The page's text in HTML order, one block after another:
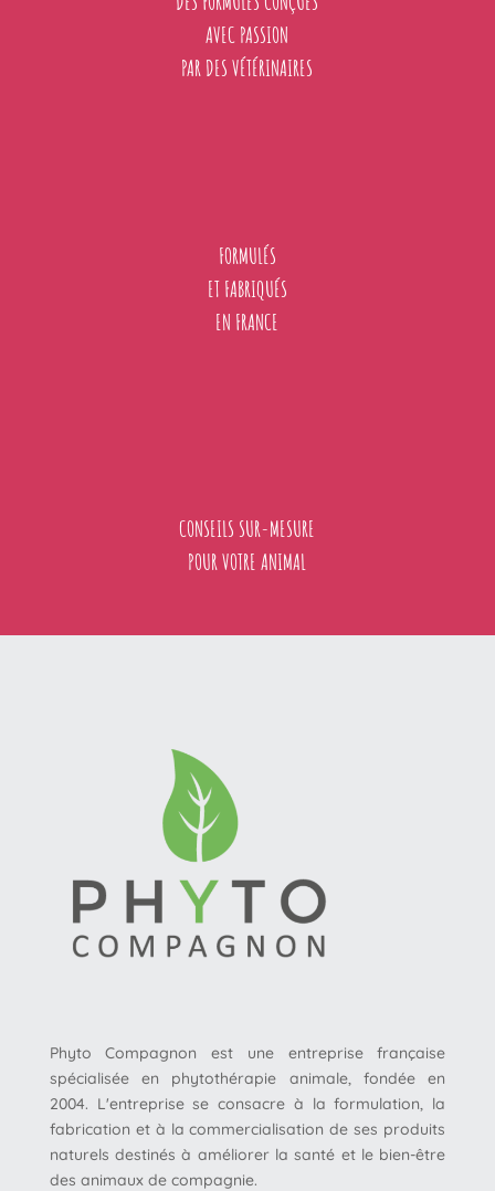
AVEC PASSION
PAR DES VÉTÉRINAIRES
FORMULÉS
ET FABRIQUÉS
EN FRANCE
CONSEILS SUR-MESURE
POUR VOTRE ANIMAL
Phyto Compagnon est une entreprise française
spécialisée en phytothérapie animale, fondée en
2004. L'entreprise se consacre à la formulation, la
fabrication et à la commercialisation de ses produits
naturels destinés à améliorer la santé et le bien-être
des animaux de compagnie.